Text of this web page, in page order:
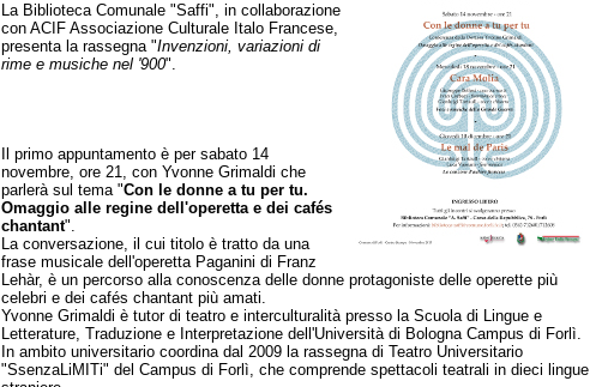
La Biblioteca Comunale "Saffi", in collaborazione
con ACIF Associazione Culturale Italo Francese,
presenta la rassegna "Invenzioni, variazioni di
rime e musiche nel '900".
Il primo appuntamento è per sabato 14
novembre, ore 21, con Yvonne Grimaldi che
parlerà sul tema "Con le donne a tu per tu.
Omaggio alle regine dell'operetta e dei cafés
chantant".
La conversazione, il cui titolo è tratto da una
frase musicale dell'operetta Paganini di Franz
Lehàr, è un percorso alla conoscenza delle donne protagoniste delle operette più
celebri e dei cafés chantant più amati.
Yvonne Grimaldi è tutor di teatro e interculturalità presso la Scuola di Lingue e
Letterature, Traduzione e Interpretazione dell'Università di Bologna Campus di Forlì.
In ambito universitario coordina dal 2009 la rassegna di Teatro Universitario
"SsenzaLiMITi" del Campus di Forlì, che comprende spettacoli teatrali in dieci lingue